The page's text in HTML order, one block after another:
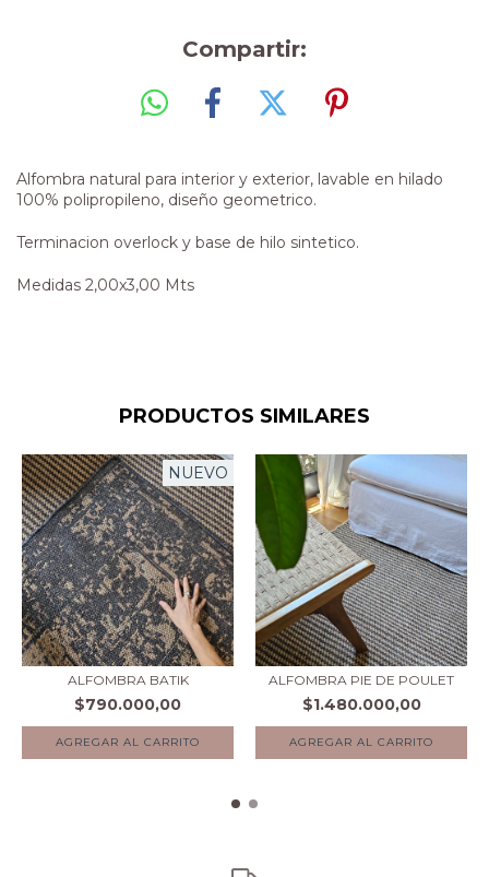
Compartir:
Alfombra natural para interior y exterior, lavable en hilado
100% polipropileno, diseño geometrico.
Terminacion overlock y base de hilo sintetico.
Medidas 2,00x3,00 Mts
PRODUCTOS SIMILARES
NUEVO
ALFOMBRA BATIK
$790.000,00
ALFOMBRA PIE DE POULET
$1.480.000,00
AGREGAR AL CARRITO